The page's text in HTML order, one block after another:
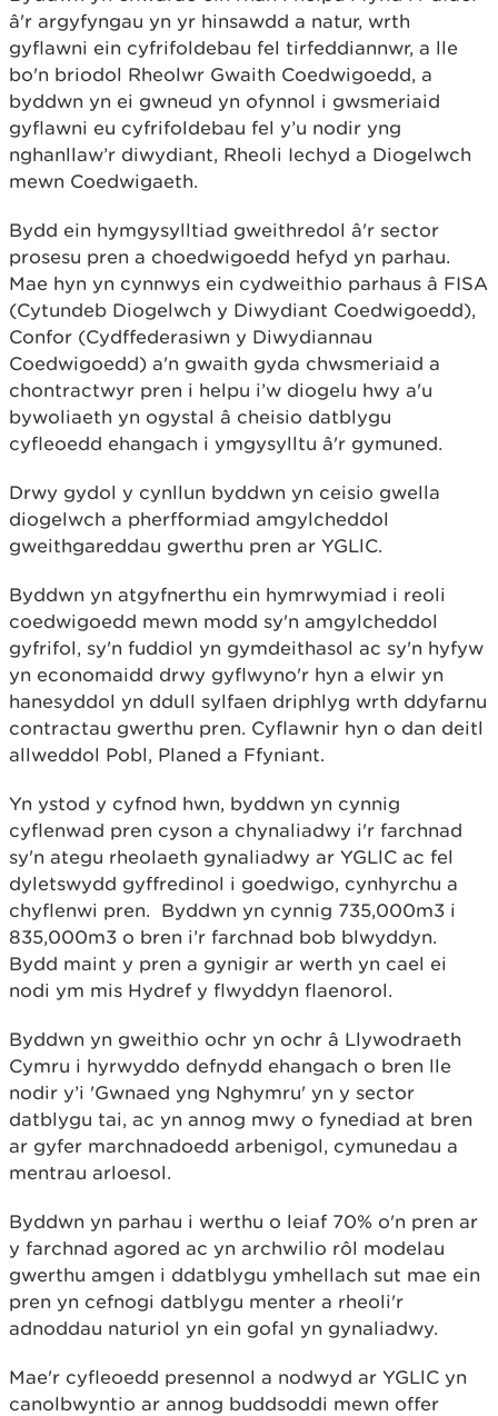
â'r argyfyngau yn yr hinsawdd a natur, wrth
gyflawni ein cyfrifoldebau fel tirfeddiannwr, a lle
bo'n briodol Rheolwr Gwaith Coedwigoedd, a
byddwn yn ei gwneud yn ofynnol i gwsmeriaid
gyflawni eu cyfrifoldebau fel y’u nodir yng
nghanllaw’r diwydiant, Rheoli Iechyd a Diogelwch
mewn Coedwigaeth.
Bydd ein hymgysylltiad gweithredol â'r sector
prosesu pren a choedwigoedd hefyd yn parhau.
Mae hyn yn cynnwys ein cydweithio parhaus â FISA
(Cytundeb Diogelwch y Diwydiant Coedwigoedd),
Confor (Cydffederasiwn y Diwydiannau
Coedwigoedd) a'n gwaith gyda chwsmeriaid a
chontractwyr pren i helpu i’w diogelu hwy a'u
bywoliaeth yn ogystal â cheisio datblygu
cyfleoedd ehangach i ymgysylltu â'r gymuned.
Drwy gydol y cynllun byddwn yn ceisio gwella
diogelwch a pherfformiad amgylcheddol
gweithgareddau gwerthu pren ar YGLlC.
Byddwn yn atgyfnerthu ein hymrwymiad i reoli
coedwigoedd mewn modd sy'n amgylcheddol
gyfrifol, sy'n fuddiol yn gymdeithasol ac sy'n hyfyw
yn economaidd drwy gyflwyno'r hyn a elwir yn
hanesyddol yn ddull sylfaen driphlyg wrth ddyfarnu
contractau gwerthu pren. Cyflawnir hyn o dan deitl
allweddol Pobl, Planed a Ffyniant.
Yn ystod y cyfnod hwn, byddwn yn cynnig
cyflenwad pren cyson a chynaliadwy i'r farchnad
sy'n ategu rheolaeth gynaliadwy ar YGLlC ac fel
dyletswydd gyffredinol i goedwigo, cynhyrchu a
chyflenwi pren. Byddwn yn cynnig 735,000m3 i
835,000m3 o bren i’r farchnad bob blwyddyn.
Bydd maint y pren a gynigir ar werth yn cael ei
nodi ym mis Hydref y flwyddyn flaenorol.
Byddwn yn gweithio ochr yn ochr â Llywodraeth
Cymru i hyrwyddo defnydd ehangach o bren lle
nodir y’i 'Gwnaed yng Nghymru' yn y sector
datblygu tai, ac yn annog mwy o fynediad at bren
ar gyfer marchnadoedd arbenigol, cymunedau a
mentrau arloesol.
Byddwn yn parhau i werthu o leiaf 70% o'n pren ar
y farchnad agored ac yn archwilio rôl modelau
gwerthu amgen i ddatblygu ymhellach sut mae ein
pren yn cefnogi datblygu menter a rheoli'r
adnoddau naturiol yn ein gofal yn gynaliadwy.
Mae'r cyfleoedd presennol a nodwyd ar YGLlC yn
canolbwyntio ar annog buddsoddi mewn offer